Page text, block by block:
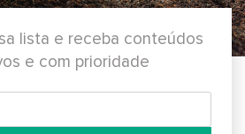
lista e receba conteúdos
e com prioridade